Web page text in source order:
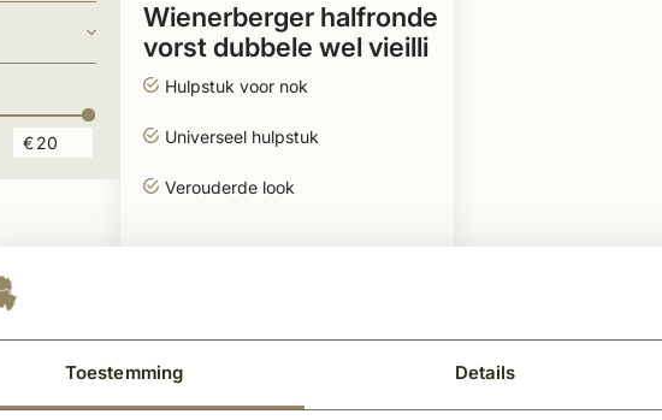
Toestemming Details
€
Wienerberger halfronde
vorst dubbele wel vieilli
blauw
Hulpstuk voor nok
Universeel hulpstuk
Verouderde look